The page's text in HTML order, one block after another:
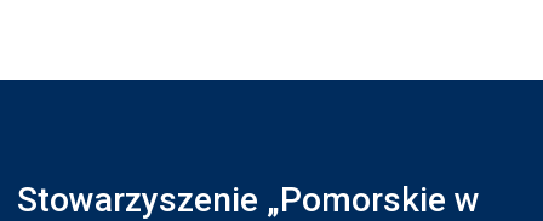
Stowarzyszenie „Pomorskie w